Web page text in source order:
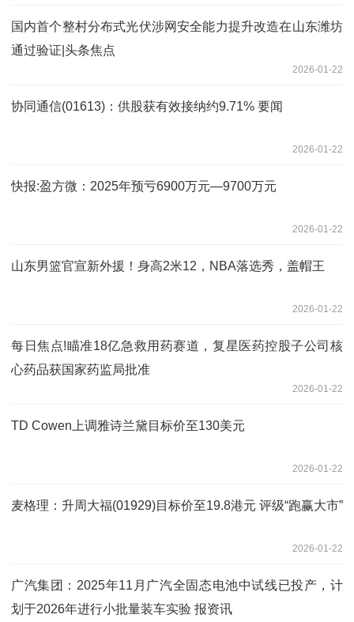
国内首个整村分布式光伏涉网安全能力提升改造在山东潍坊
通过验证|头条焦点
2026-01-22
协同通信(01613)：供股获有效接纳约9.71% 要闻
2026-01-22
快报:盈方微：2025年预亏6900万元—9700万元
2026-01-22
山东男篮官宣新外援！身高2米12，NBA落选秀，盖帽王
2026-01-22
每日焦点!瞄准18亿急救用药赛道，复星医药控股子公司核
心药品获国家药监局批准
2026-01-22
TD Cowen上调雅诗兰黛目标价至130美元
2026-01-22
麦格理：升周大福(01929)目标价至19.8港元 评级“跑赢大市”
2026-01-22
广汽集团：2025年11月广汽全固态电池中试线已投产，计
划于2026年进行小批量装车实验 报资讯